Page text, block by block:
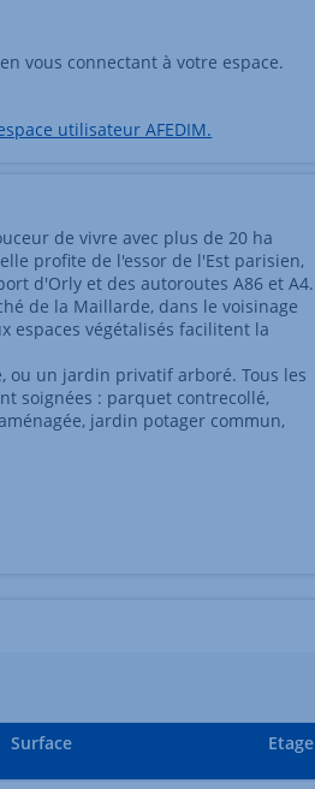
vous connectant à votre espace.
utilisateur AFEDIM.
de vivre avec plus de 20 ha
profite de l'essor de l'Est parisien,
d'Orly et des autoroutes A86 et A4.
de la Maillarde, dans le voisinage
espaces végétalisés facilitent la
ou un jardin privatif arboré. Tous les
soignées : parquet contrecollé,
jardin potager commun,
Surface Etage